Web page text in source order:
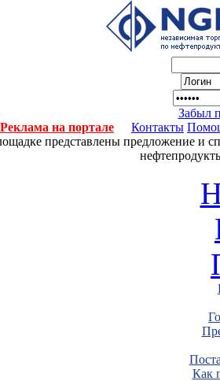
Забыл
Реклама на портале
Контакты
представлены предложение и
Как